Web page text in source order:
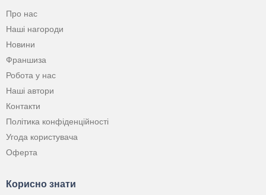
Про нас
Наші нагороди
Новини
Франшиза
Робота у нас
Наші автори
Контакти
Політика конфіденційності
Угода користувача
Оферта
Корисно знати